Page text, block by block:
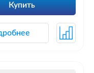
Купить